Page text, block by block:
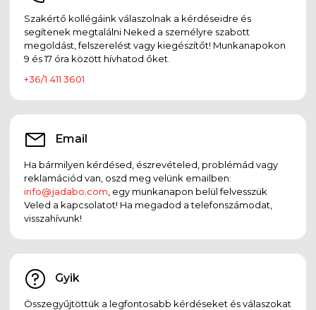
Szakértő kollégáink válaszolnak a kérdéseidre és
segítenek megtalálni Neked a személyre szabott
megoldást, felszerelést vagy kiegészítőt! Munkanapokon
9 és 17 óra között hívhatod őket.
+36/1 411 3601
Email
Ha bármilyen kérdésed, észrevételed, problémád vagy
reklamációd van, oszd meg velünk emailben:
info@jadabo.com , egy munkanapon belül felvesszük
Veled a kapcsolatot! Ha megadod a telefonszámodat,
visszahívunk!
Gyik
Összegyűjtöttük a legfontosabb kérdéseket és válaszokat